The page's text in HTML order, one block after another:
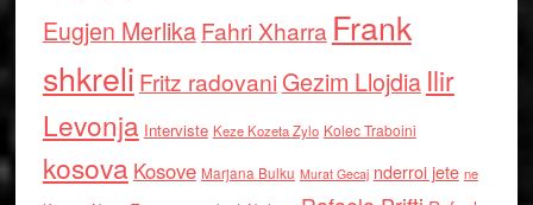
Eugjen MerlikaFahri Xharra Frank
shkreli Fritz radovaniGezim Llojdia Ilir
Levonja Interviste Keze Kozeta Zylo Kolec Traboini
kosova Kosove Marjana Bulku Murat Gecaj nderroi jete ne